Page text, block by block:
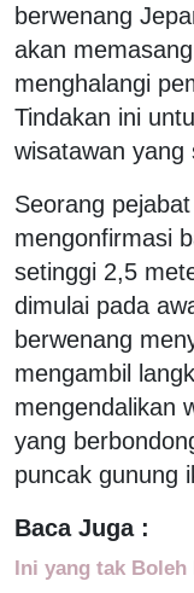
berwenang
akan
menghalangi
Tindakan ini
wisatawan yang
Seorang
mengonfirmasi
setinggi 2,5
dimulai pada
berwenang
mengambil
mengendalikan
yang
puncak gunung
Baca Juga :
Ini yang tak Boleh